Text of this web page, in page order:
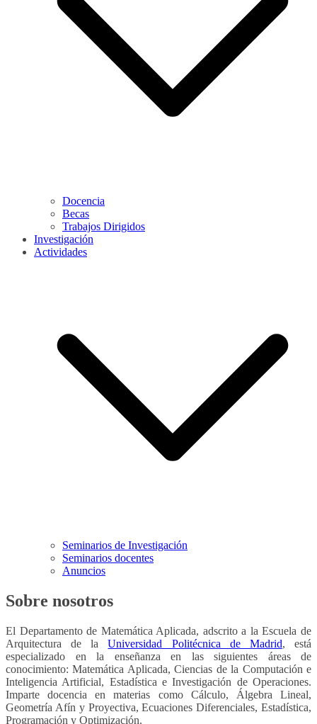
Docencia
Becas
Trabajos Dirigidos
Investigación
Actividades
Seminarios de Investigación
Seminarios docentes
Anuncios
Sobre nosotros
El Departamento de Matemática Aplicada, adscrito a la Escuela de
Arquitectura de laUniversidad Politécnica de Madrid, está
especializado en la enseñanza en las siguientes áreas de
conocimiento: Matemática Aplicada, Ciencias de la Computación e
Inteligencia Artificial, Estadística e Investigación de Operaciones.
Imparte docencia en materias como Cálculo, Álgebra Lineal,
Geometría Afín y Proyectiva, Ecuaciones Diferenciales, Estadística,
Programación y Optimización.